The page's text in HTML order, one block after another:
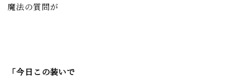
魔法の質問が
「今日この装いで